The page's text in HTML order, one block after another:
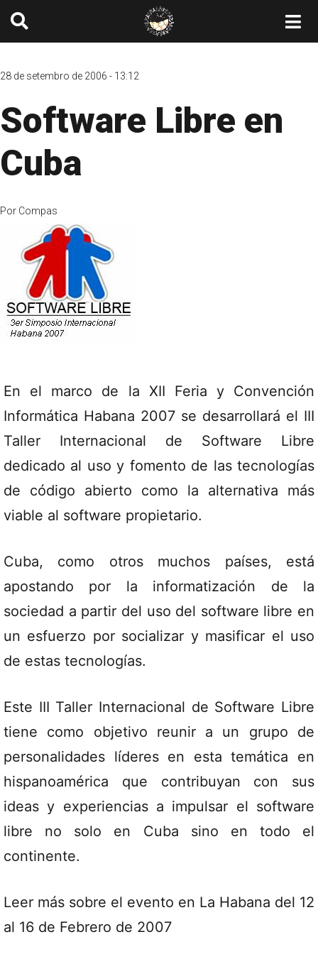
28 de setembro de 2006 - 13:12
Software Libre en
Cuba
Por Compas
En el marco de la XII Feria y Convención
Informática Habana 2007 se desarrollará el III
Taller Internacional de Software Libre
dedicado al uso y fomento de las tecnologías
de código abierto como la alternativa más
viable al software propietario.
Cuba, como otros muchos países, está
apostando por la informatización de la
sociedad a partir del uso del software libre en
un esfuerzo por socializar y masificar el uso
de estas tecnologías.
Este III Taller Internacional de Software Libre
tiene como objetivo reunir a un grupo de
personalidades líderes en esta temática en
hispanoamérica que contribuyan con sus
ideas y experiencias a impulsar el software
libre no solo en Cuba sino en todo el
continente.
Leer más sobre el evento en La Habana del 12
al 16 de Febrero de 2007